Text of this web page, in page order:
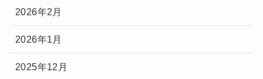
2026年2月
2026年1月
2025年12月